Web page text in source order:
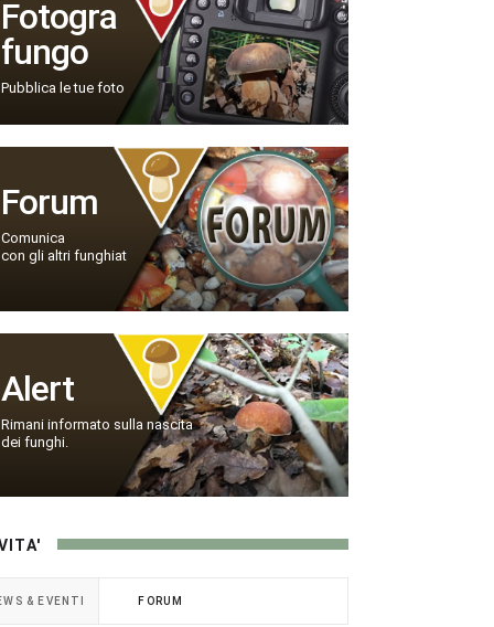
Fotogra
fungo
Pubblica le tue foto
Forum
Comunica
con gli altri funghiat
Alert
Rimani informato sulla nascita
dei funghi.
& EVENTI FORUM